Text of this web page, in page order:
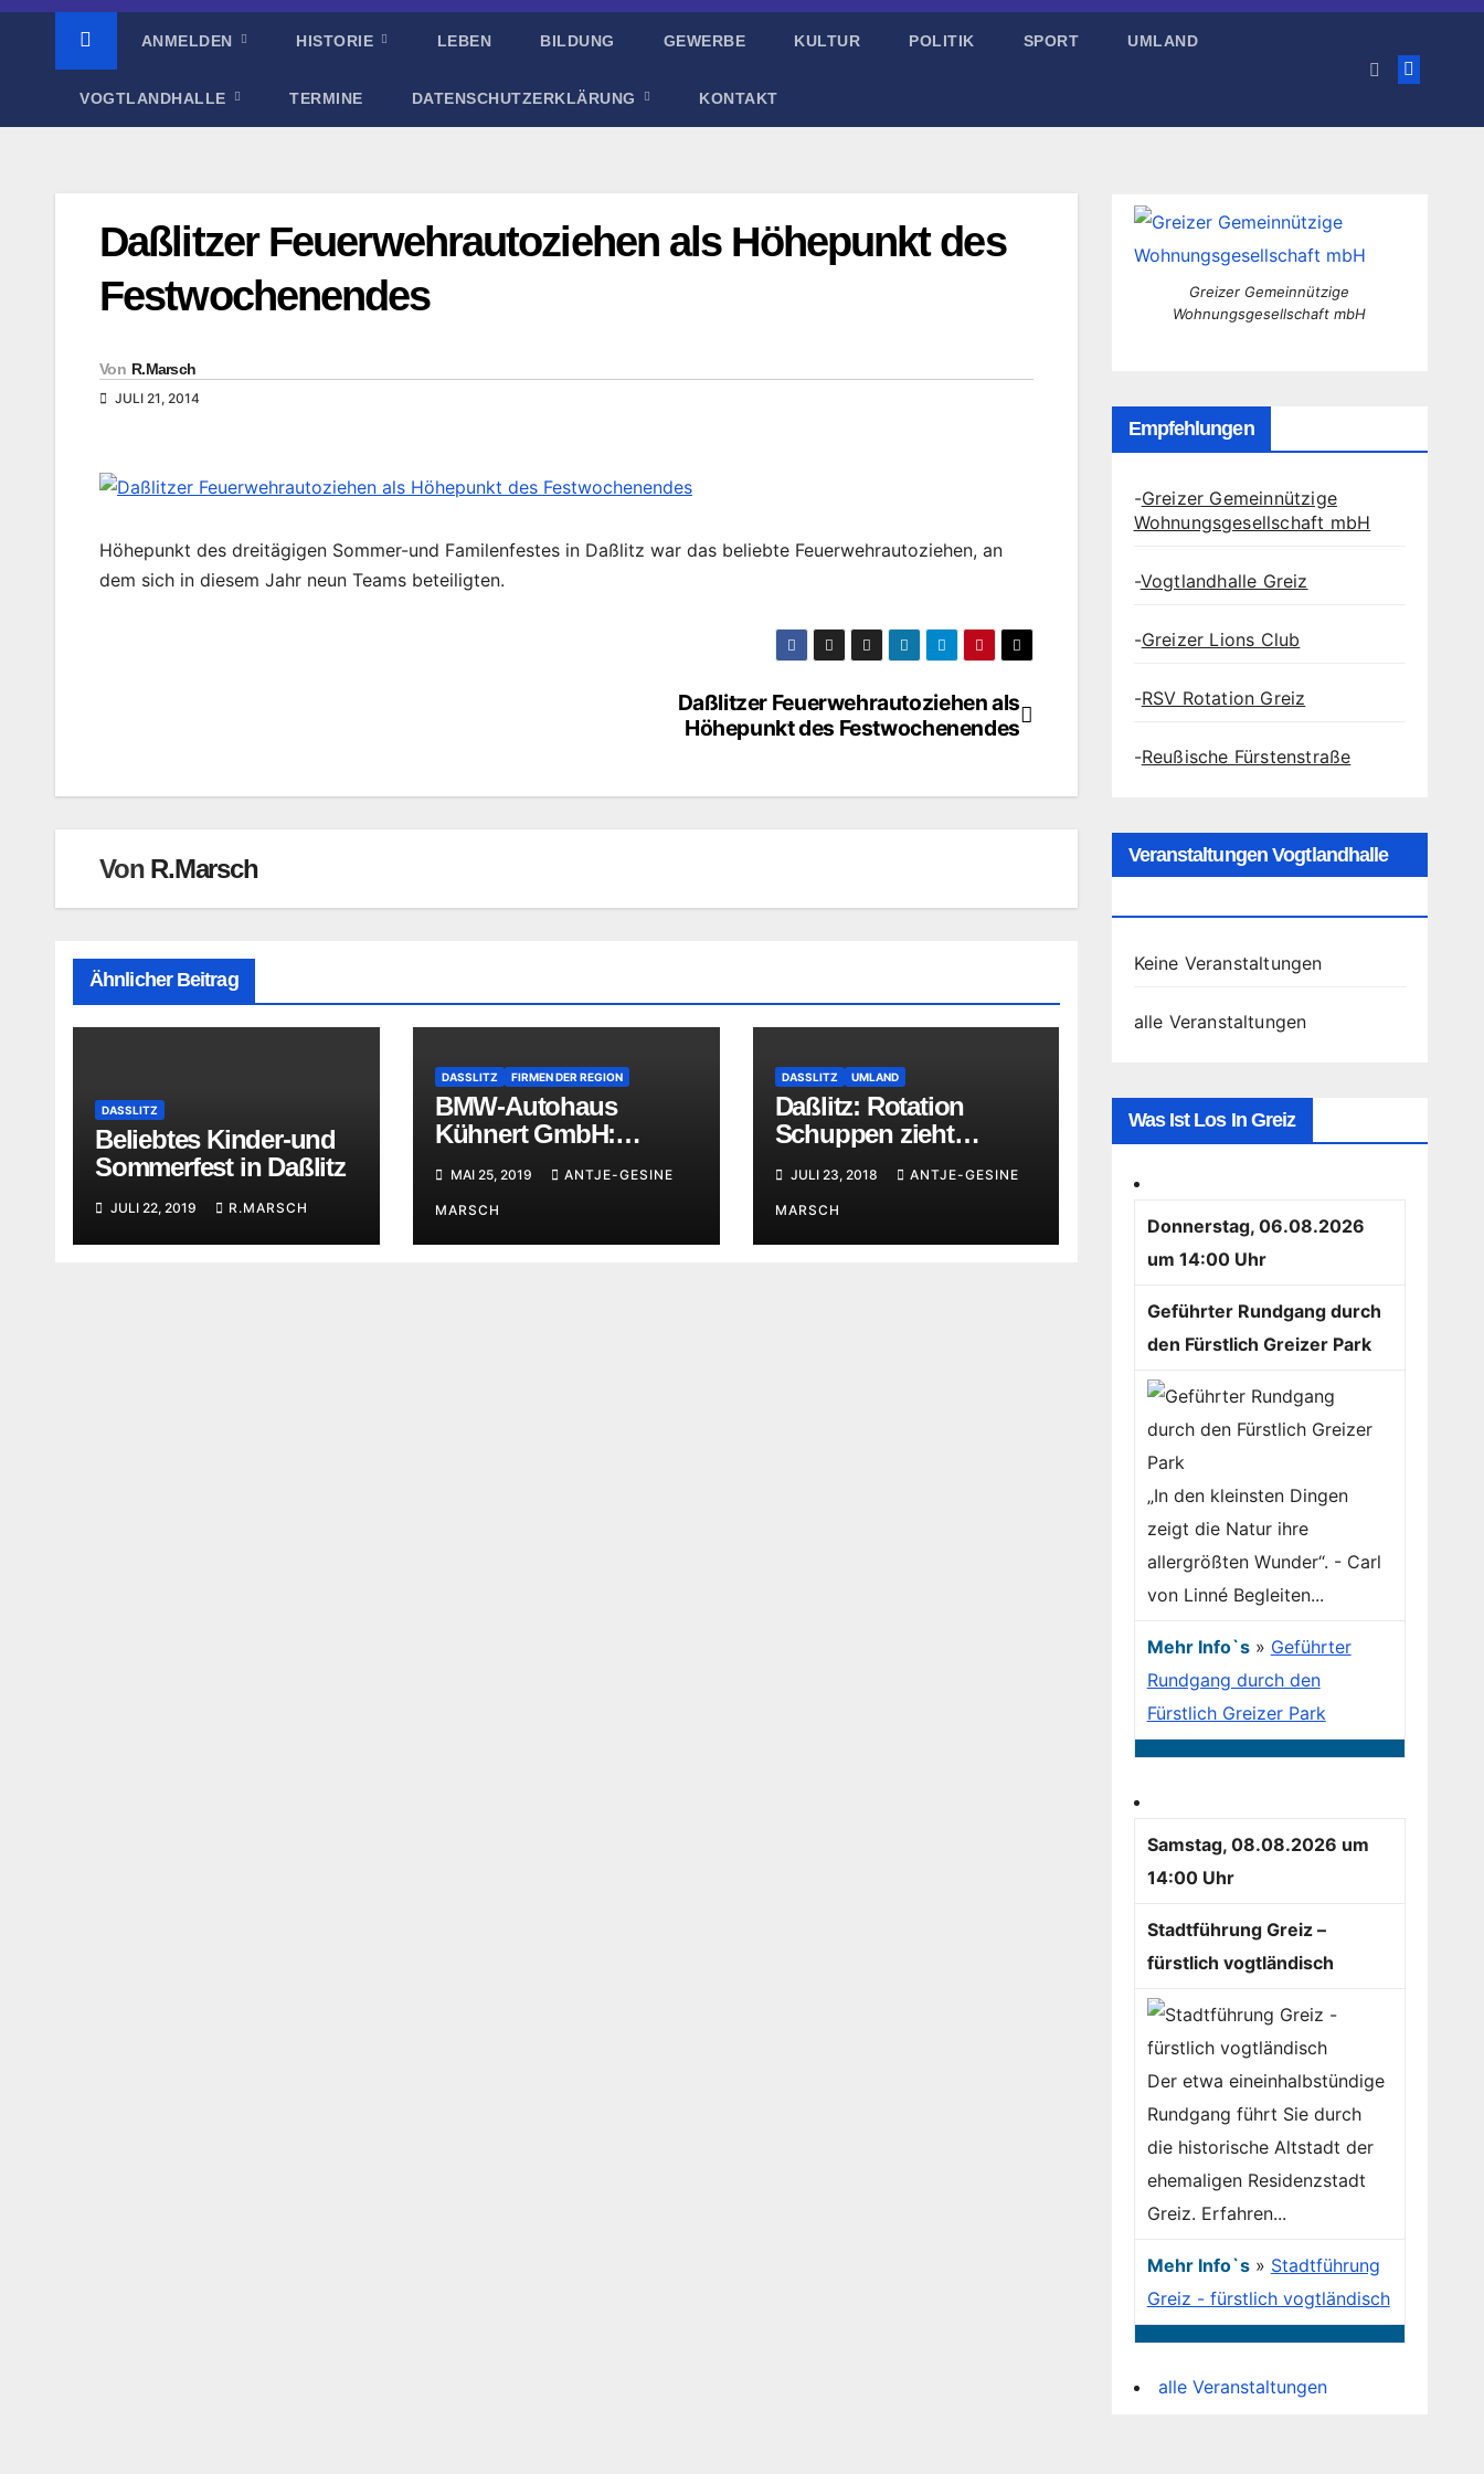
ANMELDEN HISTORIE LEBEN BILDUNG GEWERBE KULTUR POLITIK SPORT UMLAND
VOGTLANDHALLE TERMINE DATENSCHUTZERKLÄRUNG KONTAKT
Daßlitzer Feuerwehrautoziehen als Höhepunkt des
Festwochenendes
Von R.Marsch
JULI 21, 2014
Höhepunkt des dreitägigen Sommer-und Familenfestes in Daßlitz war das beliebte Feuerwehrautoziehen, an
dem sich in diesem Jahr neun Teams beteiligten.
Daßlitzer Feuerwehrautoziehen als
Höhepunkt des Festwochenendes
Von R.Marsch
Ähnlicher Beitrag
DASSLITZ
Beliebtes Kinder-und
Sommerfest in Daßlitz
JULI 22, 2019 R.MARSCH
DASSLITZ FIRMEN DER REGION
BMW-Autohaus
Kühnert GmbH:
MAI 25, 2019 ANTJE-GESINE
MARSCH
DASSLITZ UMLAND
Daßlitz: Rotation
Schuppen zieht
weitesten
JULI 23, 2018 ANTJE-GESINE
MARSCH
Greizer Gemeinnützige
Wohnungsgesellschaft mbH
Empfehlungen
-Greizer Gemeinnützige
Wohnungsgesellschaft mbH
-Vogtlandhalle Greiz
-Greizer Lions Club
-RSV Rotation Greiz
-Reußische Fürstenstraße
Veranstaltungen Vogtlandhalle
Keine Veranstaltungen
alle Veranstaltungen
Was Ist Los In Greiz
Donnerstag, 06.08.2026
um 14:00 Uhr
Geführter Rundgang durch
den Fürstlich Greizer Park
„In den kleinsten Dingen
zeigt die Natur ihre
allergrößten Wunder“. - Carl
von Linné Begleiten...
Mehr Info`s» Geführter
Rundgang durch den
Fürstlich Greizer Park
Samstag, 08.08.2026 um
14:00 Uhr
Stadtführung Greiz –
fürstlich vogtländisch
Der etwa eineinhalbstündige
Rundgang führt Sie durch
die historische Altstadt der
ehemaligen Residenzstadt
Greiz. Erfahren...
Mehr Info`s» Stadtführung
Greiz - fürstlich vogtländisch
alle Veranstaltungen